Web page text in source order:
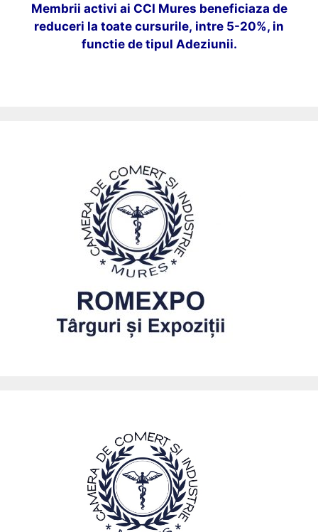
Membrii activi ai CCI Mures beneficiaza de
reduceri la toate cursurile, intre 5-20%, in
functie de tipul Adeziunii.